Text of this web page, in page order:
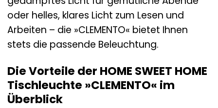
oder helles, klares Licht zum Lesen und
Arbeiten – die »CLEMENTO« bietet Ihnen
stets die passende Beleuchtung.
Die Vorteile der HOME SWEET HOME
Tischleuchte »CLEMENTO« im
Überblick